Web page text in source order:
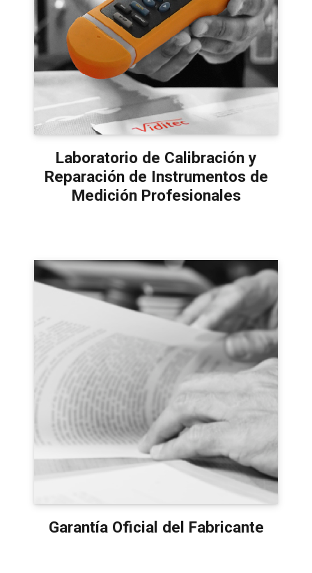
Laboratorio de Calibración y
Reparación de Instrumentos de
Medición Profesionales
Garantía Oficial del Fabricante